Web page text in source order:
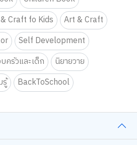
Craft fo Kids
Art & Craft
Self Development
ครัวและเด็ก
นิยายวาย
รู้
BackToSchool